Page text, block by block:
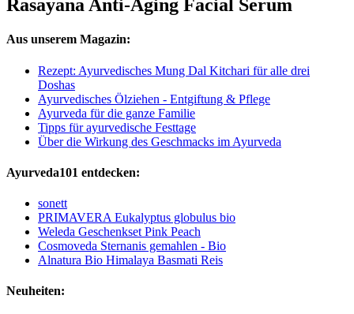
Rasayana Anti-Aging Facial Serum
Aus unserem Magazin:
Rezept: Ayurvedisches Mung Dal Kitchari für alle drei
Doshas
Ayurvedisches Ölziehen - Entgiftung & Pflege
Ayurveda für die ganze Familie
Tipps für ayurvedische Festtage
Über die Wirkung des Geschmacks im Ayurveda
Ayurveda101 entdecken:
sonett
PRIMAVERA Eukalyptus globulus bio
Weleda Geschenkset Pink Peach
Cosmoveda Sternanis gemahlen - Bio
Alnatura Bio Himalaya Basmati Reis
Neuheiten: